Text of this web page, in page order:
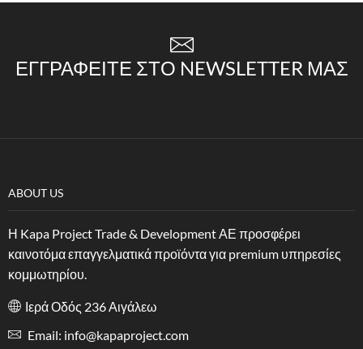
ΕΓΓΡΑΦΕΊΤΕ ΣΤΟ NEWSLETTER ΜΑΣ
ABOUT US
Η Kapa Project Trade & Development ΑΕ προσφέρει
καινοτόμα επαγγελματικά προϊόντα για premium υπηρεσίες
κομμωτηρίου.
Ιερά Οδός 236 Αιγάλεω
Email: info@kapaproject.com